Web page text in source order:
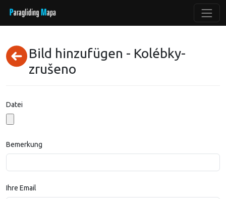
Bild hinzufügen - Kolébky-
zrušeno
Datei
Bemerkung
Ihre Email